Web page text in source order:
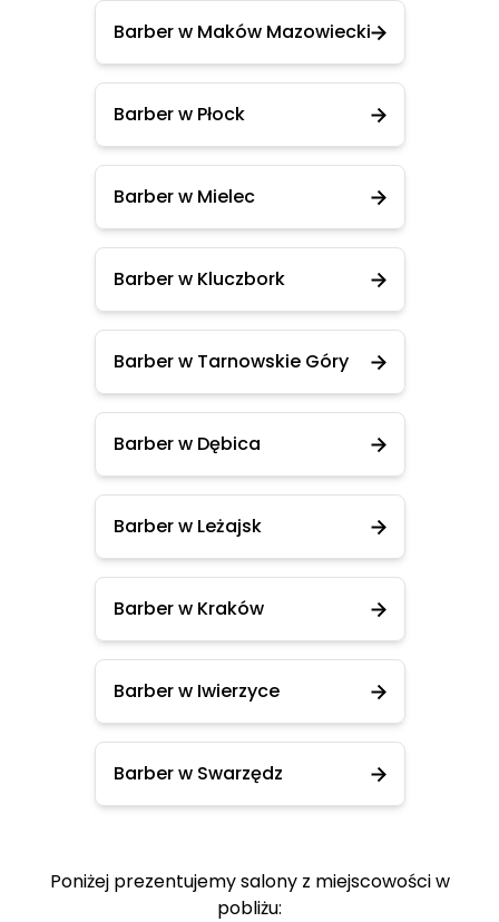
Barber w Maków Mazowiecki
Barber w Płock
Barber w Mielec
Barber w Kluczbork
Barber w Tarnowskie Góry
Barber w Dębica
Barber w Leżajsk
Barber w Kraków
Barber w Iwierzyce
Barber w Swarzędz
Poniżej prezentujemy salony z miejscowości w
pobliżu: